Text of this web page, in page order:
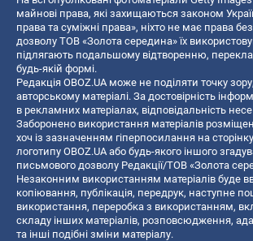
майнові права, які захищаються законом
права та суміжні права», ніхто не має права
дозволу ТОВ «Золота середина» їх
підлягають подальшому відтворенню,
будь-якій формі.
Редакція OBOZ.UA може не поділяти точку
авторському матеріалі. За достовірність
в рекламних матеріалах, відповідальність
Заборонено використання матеріалів
хоч із зазначенням гіперпосилання на
логотипу OBOZ.UA або будь-якого іншого
письмового дозволу Редакції/ТОВ «Золота
Незаконним використанням матеріалів буде
копiювання, публiкацiя, передрук, наступне
використання, переробка з використанням,
складу інших матеріалів, розповсюдження,
та інші подібні зміни матеріалу.